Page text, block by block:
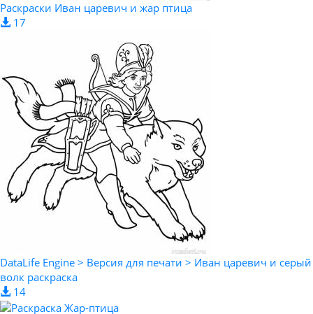
Раскраски Иван царевич и жар птица
17
DataLife Engine > Версия для печати > Иван царевич и серый
волк раскраска
14